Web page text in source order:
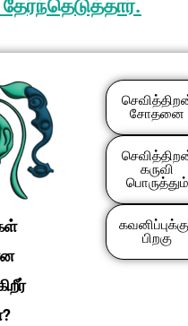
சோதனை
கருவி
பொருத்தும்
பிறகு